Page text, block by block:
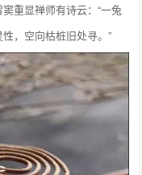
重显禅师有诗云：“一兔
，空向枯桩旧处寻。”